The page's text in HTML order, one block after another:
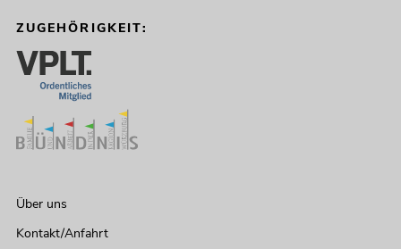
ZUGEHÖRIGKEIT:
Über uns
Kontakt/Anfahrt